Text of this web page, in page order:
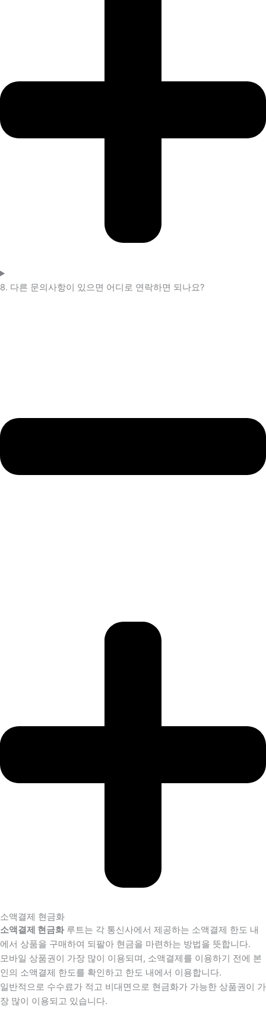
8. 다른 문의사항이 있으면 어디로 연락하면 되나요?
소액결제 현금화
소액결제 현금화루트는 각 통신사에서 제공하는 소액결제 한도 내
에서 상품을 구매하여 되팔아 현금을 마련하는 방법을 뜻합니다.
모바일 상품권이 가장 많이 이용되며, 소액결제를 이용하기 전에 본
인의 소액결제 한도를 확인하고 한도 내에서 이용합니다.
일반적으로 수수료가 적고 비대면으로 현금화가 가능한 상품권이 가
장 많이 이용되고 있습니다.